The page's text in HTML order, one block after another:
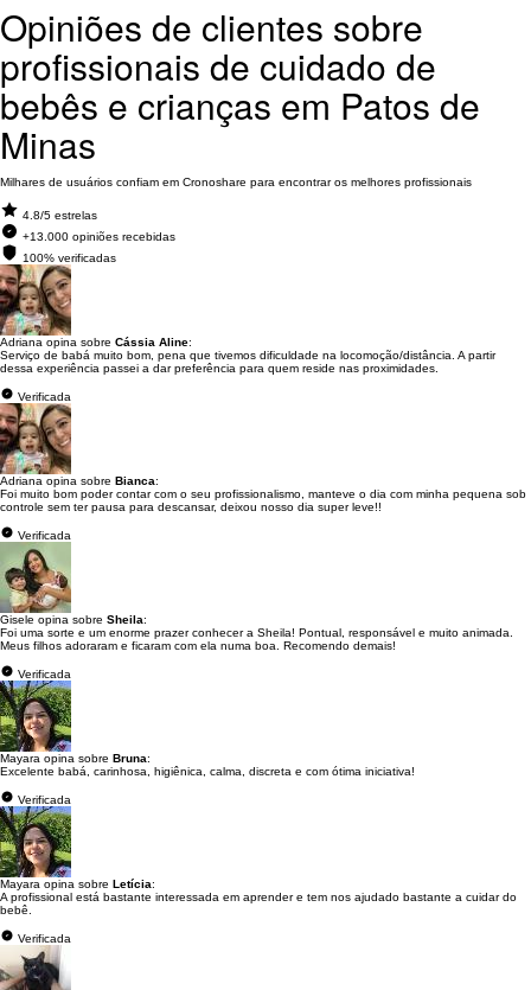
Opiniões de clientes sobre
profissionais de cuidado de
bebês e crianças em Patos de
Minas
Milhares de usuários confiam em Cronoshare para encontrar os melhores profissionais
4.8/5 estrelas
+13.000 opiniões recebidas
100% verificadas
Adriana opina sobre Cássia Aline:
Serviço de babá muito bom, pena que tivemos dificuldade na locomoção/distância. A partir
dessa experiência passei a dar preferência para quem reside nas proximidades.
Verificada
Adriana opina sobre Bianca:
Foi muito bom poder contar com o seu profissionalismo, manteve o dia com minha pequena sob
controle sem ter pausa para descansar, deixou nosso dia super leve!!
Verificada
Gisele opina sobre Sheila:
Foi uma sorte e um enorme prazer conhecer a Sheila! Pontual, responsável e muito animada.
Meus filhos adoraram e ficaram com ela numa boa. Recomendo demais!
Verificada
Mayara opina sobre Bruna:
Excelente babá, carinhosa, higiênica, calma, discreta e com ótima iniciativa!
Verificada
Mayara opina sobre Letícia:
A profissional está bastante interessada em aprender e tem nos ajudado bastante a cuidar do
bebê.
Verificada